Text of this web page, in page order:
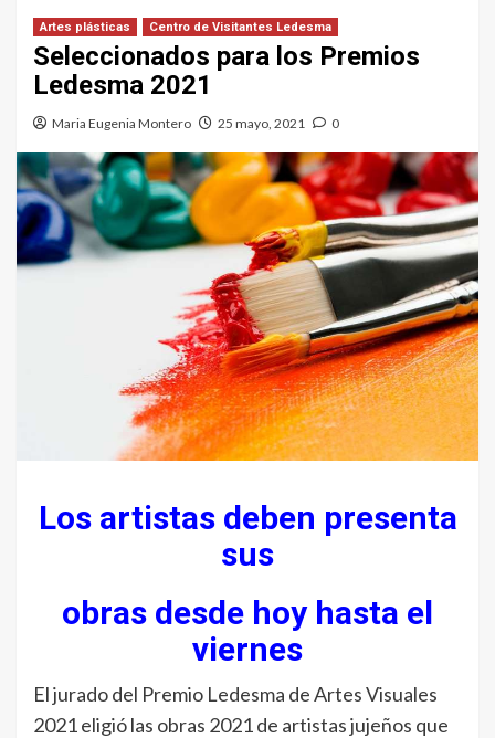
Artes plásticas Centro de Visitantes Ledesma
Seleccionados para los Premios
Ledesma 2021
Maria Eugenia Montero 25 mayo, 2021 0
Los artistas deben presenta
sus
obras desde hoy hasta el
viernes
El jurado del Premio Ledesma de Artes Visuales
2021 eligió las obras 2021 de artistas jujeños que